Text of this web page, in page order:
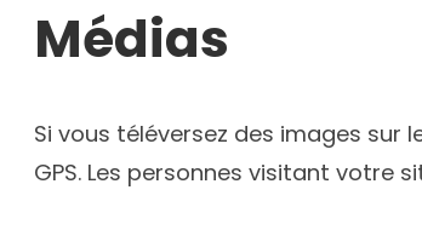
Médias
Si vous téléversez des images sur
GPS. Les personnes visitant votre